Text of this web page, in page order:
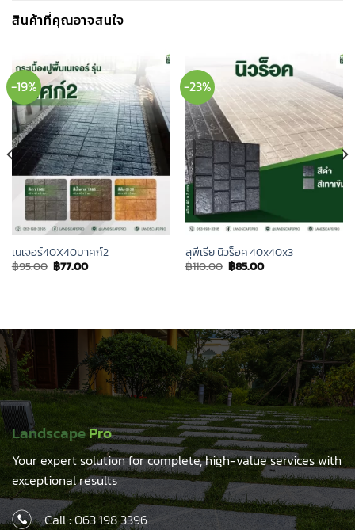
สินค้าที่คุณอาจสนใจ
-19%
เนเจอร์40X40บาศก์2
฿95.00 Original
price
฿77.00Current
-23%
สุพีเรีย นิวร็อค 40x40x3
฿110.00 Original
price
฿85.00Current
LandscapePro
Your expert solution for complete, high-value services with
exceptional results
Call :063 198 3396